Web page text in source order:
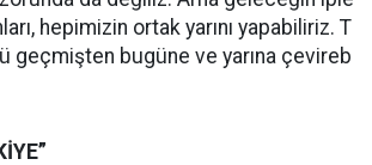
hepimizin ortak yarını yapabiliriz. T
geçmişten bugüne ve yarına çevireb